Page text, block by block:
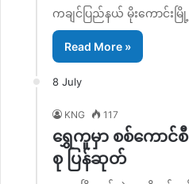
ကချင်ပြည်နယ် မိုးကောင်းမ
Read More »
8 July
KNG 117
ရွှေကူမှာ စစ်ကောင်စီ
စု ပြန်ဆုတ်